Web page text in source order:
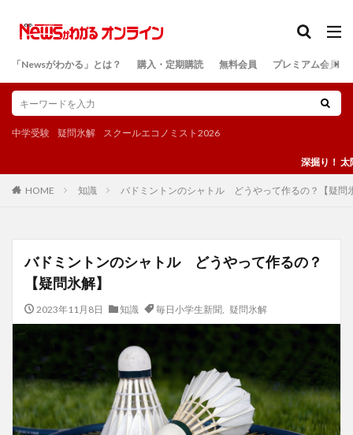
「Newsがわかる」とは？ 購入・定期購読 無料会員 プレミアム会員
中学受験 疑問氷解 スクールエコノミスト2026
深掘り！ 太陽光発
HOME 知識 バドミントンのシャトル どうやって作るの？【疑問
バドミントンのシャトル どうやって作るの？
【疑問氷解】
2023年11月8日 知識 毎日小学生新聞 疑問氷解
検索